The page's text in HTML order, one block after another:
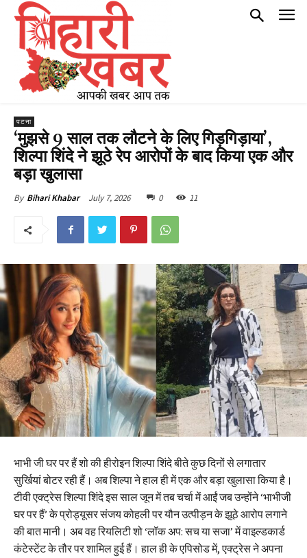
पटना
‘मुझसे 9 साल तक लौटने के लिए गिड़गिड़ाया’,
शिल्पा शिंदे ने झूठे रेप आरोपों के बाद किया एक और
बड़ा खुलासा
By Bihari Khabar July 7, 2026 0 11
भाभी जी घर पर हैं शो की हीरोइन शिल्पा शिंदे बीते कुछ दिनों से लगातार
सुर्खियां बोटर रही हैं। अब शिल्पा ने हाल ही में एक और बड़ा खुलासा किया है।
टीवी एक्ट्रेस शिल्पा शिंदे इस साल जून में तब चर्चा में आईं जब उन्होंने ‘भाभीजी
घर पर हैं’ के प्रोड्यूसर संजय कोहली पर यौन उत्पीड़न के झूठे आरोप लगाने
की बात मानी। अब वह रियलिटी शो ‘लॉक अप: सच या सजा’ में वाइल्डकार्ड
कंटेस्टेंट के तौर पर शामिल हुई हैं। हाल ही के एपिसोड में, एक्ट्रेस ने अपना